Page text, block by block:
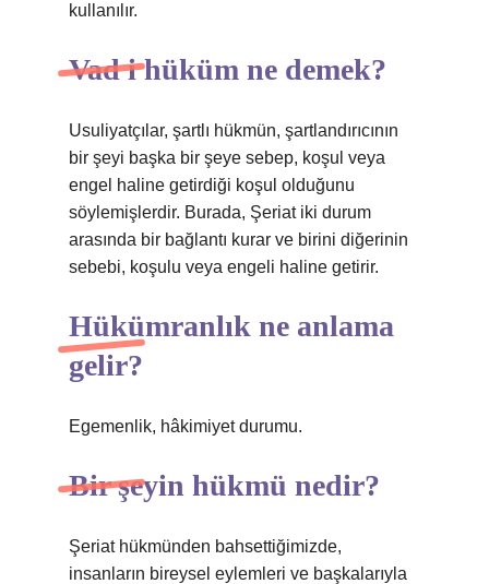
kullanılır.
Vad i hüküm ne demek?
Usuliyatçılar, şartlı hükmün, şartlandırıcının
bir şeyi başka bir şeye sebep, koşul veya
engel haline getirdiği koşul olduğunu
söylemişlerdir. Burada, Şeriat iki durum
arasında bir bağlantı kurar ve birini diğerinin
sebebi, koşulu veya engeli haline getirir.
Hükümranlık ne anlama
gelir?
Egemenlik, hâkimiyet durumu.
Bir şeyin hükmü nedir?
Şeriat hükmünden bahsettiğimizde,
insanların bireysel eylemleri ve başkalarıyla